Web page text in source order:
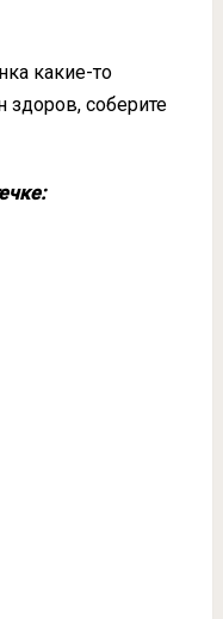
какие-то
здоров, соберите